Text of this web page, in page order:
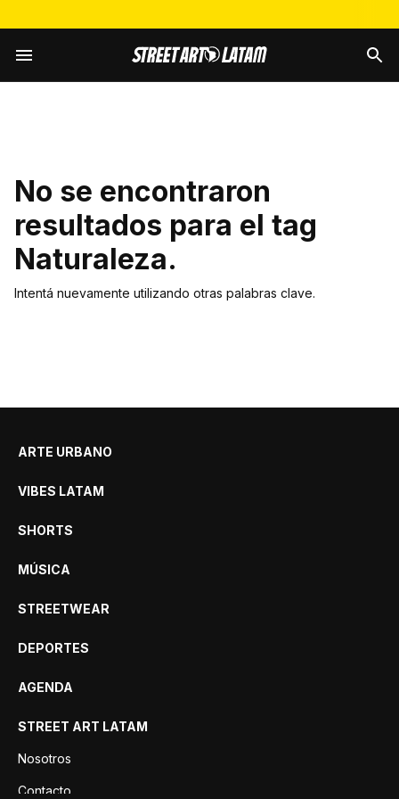
No se encontraron
resultados para el tag
Naturaleza.
Intentá nuevamente utilizando otras palabras clave.
ARTE URBANO
VIBES LATAM
SHORTS
MÚSICA
STREETWEAR
DEPORTES
AGENDA
STREET ART LATAM
Nosotros
Contacto